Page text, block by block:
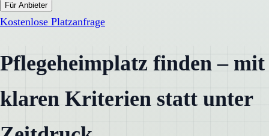
Für Anbieter
Kostenlose Platzanfrage
Pflegeheimplatz finden – mit
klaren Kriterien statt unter